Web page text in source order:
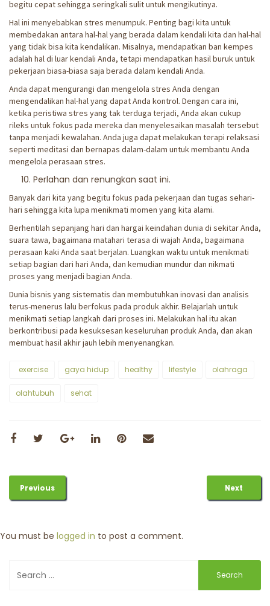
begitu cepat sehingga seringkali sulit untuk mengikutinya.
Hal ini menyebabkan stres menumpuk. Penting bagi kita untuk
membedakan antara hal-hal yang berada dalam kendali kita dan hal-hal
yang tidak bisa kita kendalikan. Misalnya, mendapatkan ban kempes
adalah hal di luar kendali Anda, tetapi mendapatkan hasil buruk untuk
pekerjaan biasa-biasa saja berada dalam kendali Anda.
Anda dapat mengurangi dan mengelola stres Anda dengan
mengendalikan hal-hal yang dapat Anda kontrol. Dengan cara ini,
ketika peristiwa stres yang tak terduga terjadi, Anda akan cukup
rileks untuk fokus pada mereka dan menyelesaikan masalah tersebut
tanpa menjadi kewalahan. Anda juga dapat melakukan terapi relaksasi
seperti meditasi dan bernapas dalam-dalam untuk membantu Anda
mengelola perasaan stres.
Perlahan dan renungkan saat ini.
Banyak dari kita yang begitu fokus pada pekerjaan dan tugas sehari-
hari sehingga kita lupa menikmati momen yang kita alami.
Berhentilah sepanjang hari dan hargai keindahan dunia di sekitar Anda,
suara tawa, bagaimana matahari terasa di wajah Anda, bagaimana
perasaan kaki Anda saat berjalan. Luangkan waktu untuk menikmati
setiap bagian dari hari Anda, dan kemudian mundur dan nikmati
proses yang menjadi bagian Anda.
Dunia bisnis yang sistematis dan membutuhkan inovasi dan analisis
terus-menerus lalu berfokus pada produk akhir. Belajarlah untuk
menikmati setiap langkah dari proses ini. Melakukan hal itu akan
berkontribusi pada kesuksesan keseluruhan produk Anda, dan akan
membuat hasil akhir jauh lebih menyenangkan.
exercise gaya hidup healthy lifestyle olahraga
olahtubuh sehat
Previous Next
You must be logged in to post a comment.
for: